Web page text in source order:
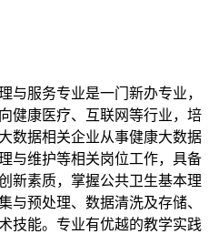
服务专业是一门新办专业，
健康医疗、互联网等行业，培
数据相关企业从事健康大数据
与维护等相关岗位工作，具备
新素质，掌握公共卫生基本理
与预处理、数据清洗及存储、
技能。专业有优越的教学实践